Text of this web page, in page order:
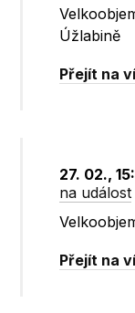
Úžlabině
Přejít na
27. 02.,
na událost
Přejít na